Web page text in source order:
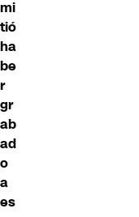
mi
tió
ha
be
r
gr
ab
ad
o
a
es